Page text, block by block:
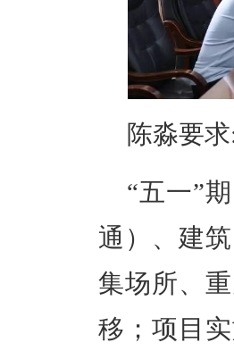
陈淼要求
“五一”
通）、建
集场所、
移；项目